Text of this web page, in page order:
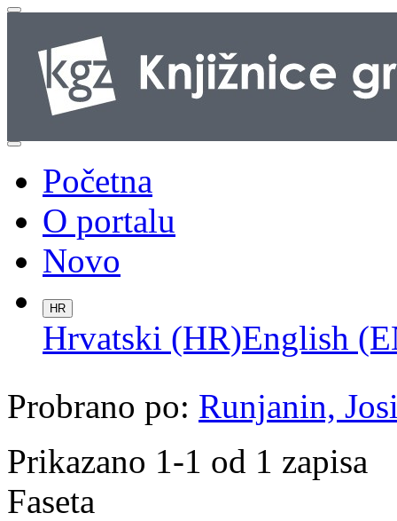
Početna
O portalu
Novo
HR
Hrvatski (HR)English
Probrano po: Runjanin,
Prikazano 1-1 od 1 zapisa
Faseta